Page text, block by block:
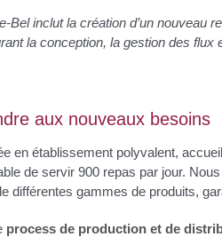
Bel inclut la création d’un nouveau
la conception, la gestion des flux
aux nouveaux besoins
en établissement polyvalent,
de servir 900 repas par jour.
différentes gammes de produits,
process de production et de